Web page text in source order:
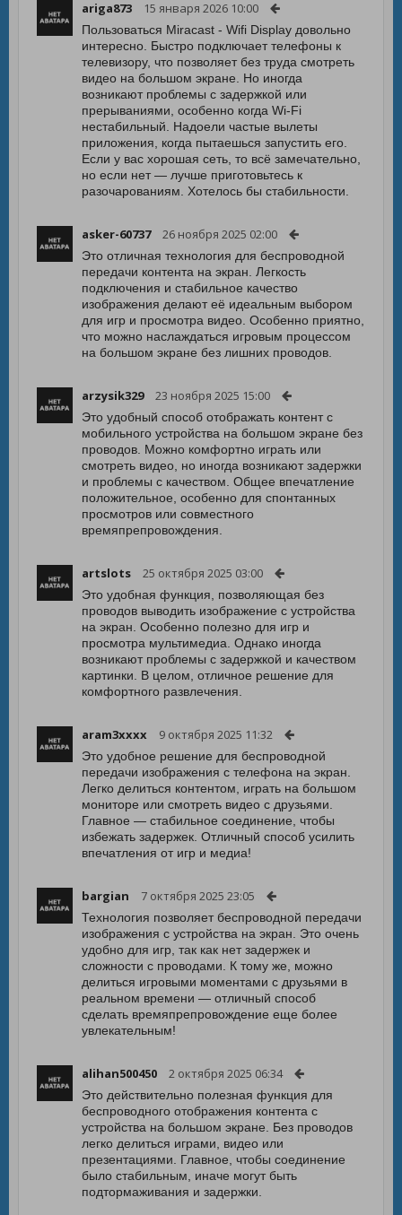
ariga873 15 января 2026 10:00
Пользоваться Miracast - Wifi Display довольно
интересно. Быстро подключает телефоны к
телевизору, что позволяет без труда смотреть
видео на большом экране. Но иногда
возникают проблемы с задержкой или
прерываниями, особенно когда Wi-Fi
нестабильный. Надоели частые вылеты
приложения, когда пытаешься запустить его.
Если у вас хорошая сеть, то всё замечательно,
но если нет — лучше приготовьтесь к
разочарованиям. Хотелось бы стабильности.
asker-60737 26 ноября 2025 02:00
Это отличная технология для беспроводной
передачи контента на экран. Легкость
подключения и стабильное качество
изображения делают её идеальным выбором
для игр и просмотра видео. Особенно приятно,
что можно наслаждаться игровым процессом
на большом экране без лишних проводов.
arzysik329 23 ноября 2025 15:00
Это удобный способ отображать контент с
мобильного устройства на большом экране без
проводов. Можно комфортно играть или
смотреть видео, но иногда возникают задержки
и проблемы с качеством. Общее впечатление
положительное, особенно для спонтанных
просмотров или совместного
времяпрепровождения.
artslots 25 октября 2025 03:00
Это удобная функция, позволяющая без
проводов выводить изображение с устройства
на экран. Особенно полезно для игр и
просмотра мультимедиа. Однако иногда
возникают проблемы с задержкой и качеством
картинки. В целом, отличное решение для
комфортного развлечения.
aram3xxxx 9 октября 2025 11:32
Это удобное решение для беспроводной
передачи изображения с телефона на экран.
Легко делиться контентом, играть на большом
мониторе или смотреть видео с друзьями.
Главное — стабильное соединение, чтобы
избежать задержек. Отличный способ усилить
впечатления от игр и медиа!
bargian 7 октября 2025 23:05
Технология позволяет беспроводной передачи
изображения с устройства на экран. Это очень
удобно для игр, так как нет задержек и
сложности с проводами. К тому же, можно
делиться игровыми моментами с друзьями в
реальном времени — отличный способ
сделать времяпрепровождение еще более
увлекательным!
alihan500450 2 октября 2025 06:34
Это действительно полезная функция для
беспроводного отображения контента с
устройства на большом экране. Без проводов
легко делиться играми, видео или
презентациями. Главное, чтобы соединение
было стабильным, иначе могут быть
подтормаживания и задержки.